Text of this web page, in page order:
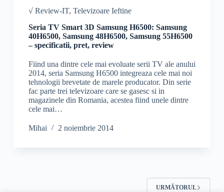
√ Review-IT, Televizoare Ieftine
Seria TV Smart 3D Samsung H6500: Samsung
40H6500, Samsung 48H6500, Samsung 55H6500
– specificatii, pret, review
Fiind una dintre cele mai evoluate serii TV ale anului
2014, seria Samsung H6500 integreaza cele mai noi
tehnologii brevetate de marele producator. Din serie
fac parte trei televizoare care se gasesc si in
magazinele din Romania, acestea fiind unele dintre
cele mai…
Mihai 2 noiembrie 2014
URMĂTORUL